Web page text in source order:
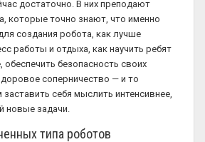
достаточно. В них преподают
которые точно знают, что именно
создания робота, как лучше
работы и отдыха, как научить ребят
безопасность своих
соперничество — и то
себя мыслить интенсивнее,
новые задачи.
типа роботов